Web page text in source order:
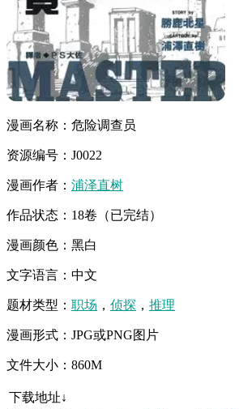
漫画名称：危险调查员
资源编号：J0022
漫画作者： 浦泽直树
作品状态：18卷（已完结）
漫画颜色：黑白
文字语言：中文
题材类型： 职场 ， 侦探 ， 推理
漫画形式：JPG或PNG图片
文件大小：860M
下载地址↓